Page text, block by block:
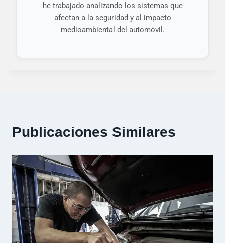
he trabajado analizando los sistemas que
afectan a la seguridad y al impacto
medioambiental del automóvil.
Publicaciones Similares